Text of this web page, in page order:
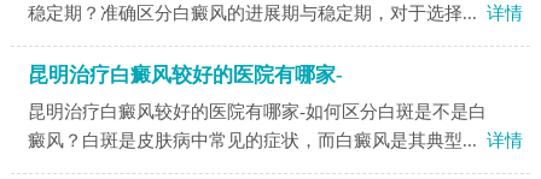
稳定期？准确区分白癜风的进展期与稳定期，对于选择... 详情
昆明治疗白癜风较好的医院有哪家-
昆明治疗白癜风较好的医院有哪家-如何区分白斑是不是白
癜风？白斑是皮肤病中常见的症状，而白癜风是其典型... 详情